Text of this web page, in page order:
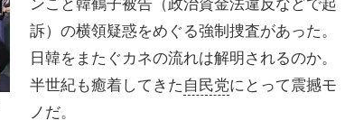
ンこと韓鶴子被告（政治資金法違反などで起
訴）の横領疑惑をめぐる強制捜査があった。
日韓をまたぐカネの流れは解明されるのか。
半世紀も癒着してきた 自民党にとって震撼モ
ノだ。